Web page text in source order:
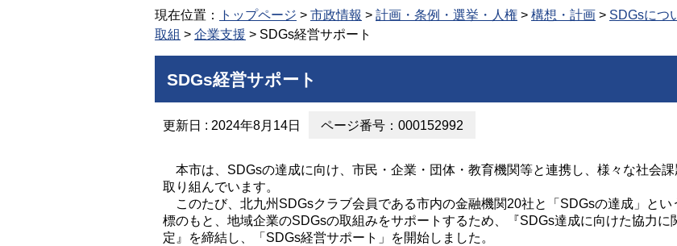
現在位置： トップページ > 市政情報 > 計画・条例・選挙・人権 > 構想・計画 > SDGsにつ
取組 > 企業支援 > SDGs経営サポート
SDGs経営サポート
更新日 : 2024年8月14日 ページ番号：000152992
本市は、SDGsの達成に向け、市民・企業・団体・教育機関等と連携し、様々な社会課
取り組んでいます。
このたび、北九州SDGsクラブ会員である市内の金融機関20社と「SDGsの達成」とい
標のもと、地域企業のSDGsの取組みをサポートするため、『SDGs達成に向けた協力に
定』を締結し、「SDGs経営サポート」を開始しました。